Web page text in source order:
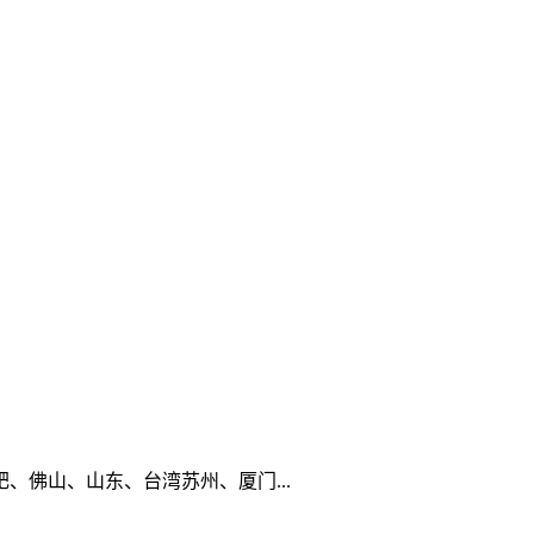
佛山、山东、台湾苏州、厦门...